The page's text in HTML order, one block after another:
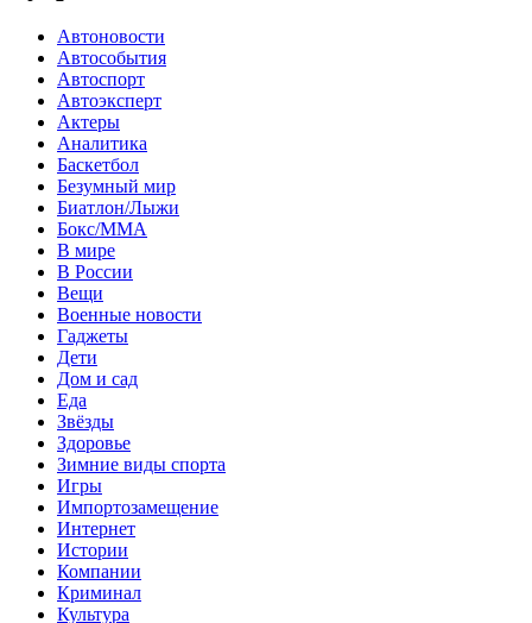
Автоновости
Автособытия
Автоспорт
Автоэксперт
Актеры
Аналитика
Баскетбол
Безумный мир
Биатлон/Лыжи
Бокс/MMA
В мире
В России
Вещи
Военные новости
Гаджеты
Дети
Дом и сад
Еда
Звёзды
Здоровье
Зимние виды спорта
Игры
Импортозамещение
Интернет
Истории
Компании
Криминал
Культура